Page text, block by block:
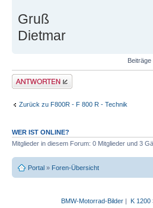
Gruß
Dietmar
Antwort schreiben
Zurück zu F800R - F 800 R - Technik
WER IST ONLINE?
Mitglieder in diesem Forum: 0 Mitglieder und 3
Portal » Foren-Übersicht
BMW-Motorrad-Bilder| K 1200